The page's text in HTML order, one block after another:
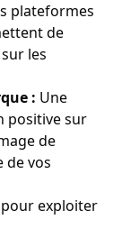
plateformes
de
les
: Une
positive sur
de
de vos
pour exploiter